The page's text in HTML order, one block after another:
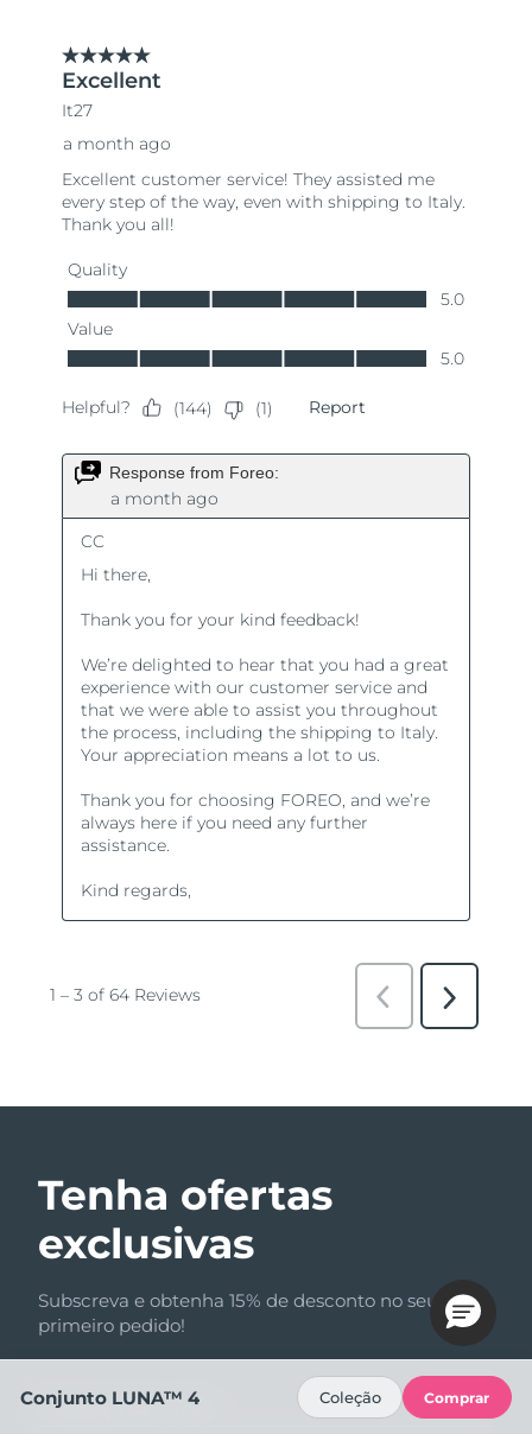
Tenha ofertas
exclusivas
Subscreva e obtenha 15% de desconto no seu
primeiro pedido!
Endereço de e-mail
Conjunto LUNA™ 4 Coleção Comprar